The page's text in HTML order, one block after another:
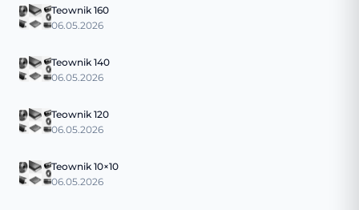
Teownik 160
06.05.2026
Teownik 140
06.05.2026
Teownik 120
06.05.2026
Teownik 10×10
06.05.2026